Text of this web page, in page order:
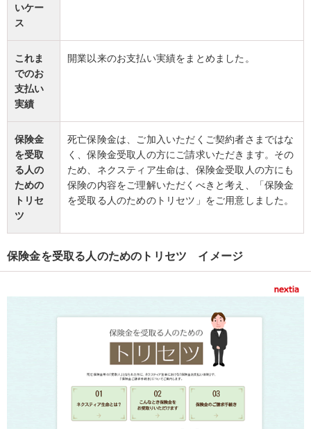
いケー
ス
これま
でのお
支払い
実績
開業以来のお支払い実績をまとめました。
保険金
を受取
る人の
ための
トリセ
ツ
死亡保険金は、ご加入いただくご契約者さまではな
く、保険金受取人の方にご請求いただきます。その
ため、ネクスティア生命は、保険金受取人の方にも
保険の内容をご理解いただくべきと考え、「保険金
を受取る人のためのトリセツ」をご用意しました。
保険金を受取る人のためのトリセツ イメージ